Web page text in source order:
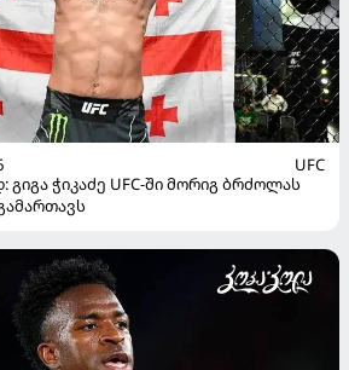
UFC
ჭიკაძე UFC-ში მორიგ ბრძოლას